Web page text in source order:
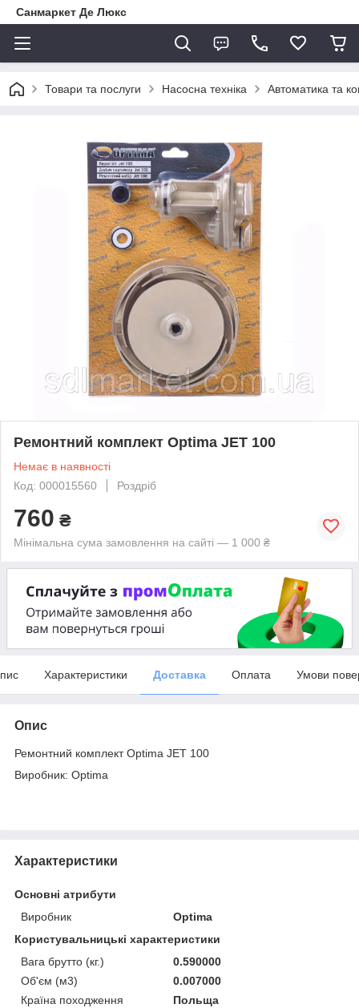
Санмаркет Де Люкс
Товари та послуги Насосна техніка Автоматика та
Ремонтний комплект Optima JET 100
Немає в наявності
Код: 000015560
Роздріб
760 ₴
Мінімальна сума замовлення на сайті — 1 000 ₴
Характеристики Доставка Оплата Умови
Опис
Ремонтний комплект Optima JET 100
Виробник: Optima
Характеристики
Основні атрибути
Виробник
Optima
Користувальницькі характеристики
Вага брутто (кг.)
0.590000
Об'єм (м3)
0.007000
Країна походження
Польща